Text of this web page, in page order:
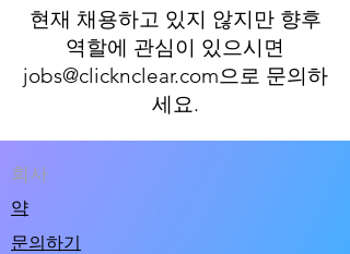
현재 채용하고 있지 않지만 향후
역할에 관심이 있으시면
jobs@clicknclear.com으로 문의하
세요.
회사
약
문의하기